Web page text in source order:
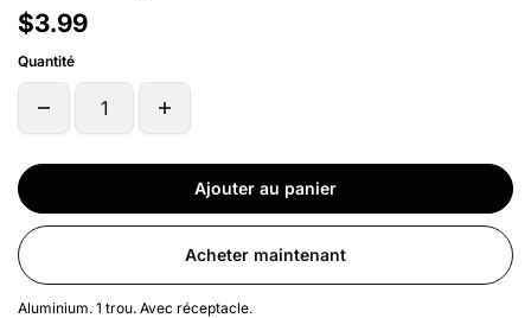
$3.99
Quantité
Ajouter au panier
Acheter maintenant
Aluminium. 1 trou. Avec réceptacle.